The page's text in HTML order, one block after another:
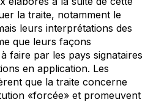
la traite, notamment le
leurs interprétations des
que leurs façons
faire par les pays signataires
en application. Les
que la traite concerne
«forcée» et promeuvent